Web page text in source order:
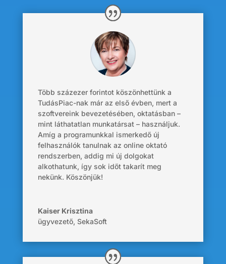
Több százezer forintot köszönhettünk a
TudásPiac-nak már az első évben, mert a
szoftvereink bevezetésében, oktatásban –
mint láthatatlan munkatársat – használjuk.
Amíg a programunkkal ismerkedő új
felhasználók tanulnak az online oktató
rendszerben, addig mi új dolgokat
alkothatunk, így sok időt takarít meg
nekünk. Köszönjük!
Kaiser Krisztina
ügyvezető, SekaSoft